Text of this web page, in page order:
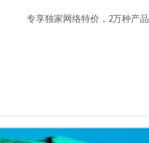
专享独家网络特价，2万种产